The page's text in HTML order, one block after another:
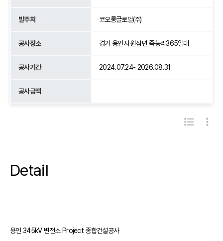
발주처 코오롱글로벌(주)
공사장소 경기 용인시 원삼면 죽능리365일대
공사기간 2024.07.24- 2026.08.31
공사금액
Detail
용인 345kV 변전소 Project 종합건설공사